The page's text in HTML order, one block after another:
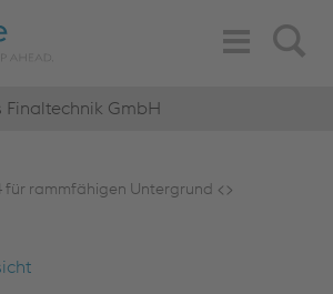
Search
Toggle
Navigation
GmbH
für rammfähigen Untergrund <>